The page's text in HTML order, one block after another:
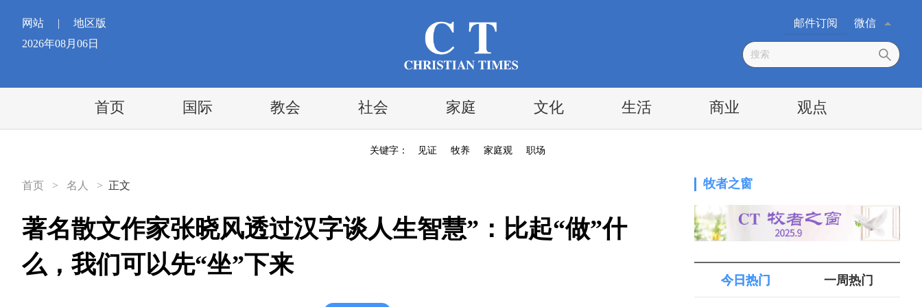
网站 |
地区版
2026年08月06日
微信
邮件订阅
首页 国际 教会 社会 家庭 文化 生活 商业 观点
关键字： 见证 牧养 家庭观 职场
首页 > 名人 > 正文
著名散文作家张晓风透过汉字谈人生智慧”：比起“做”什
么，我们可以先“坐”下来
牧者之窗
今日热门 一周热门